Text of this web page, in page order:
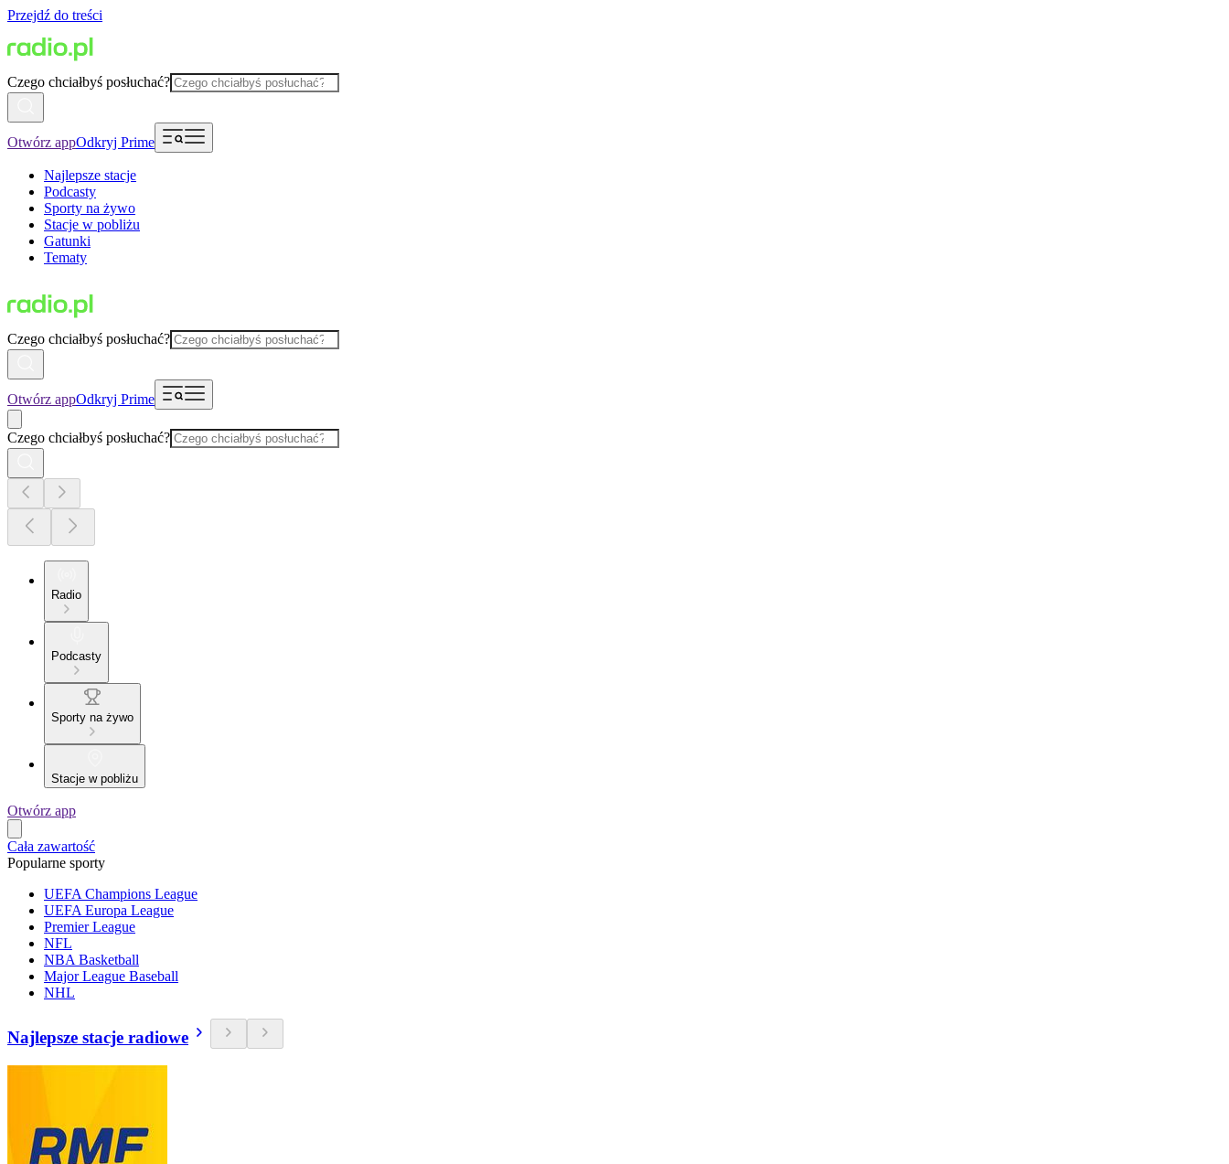
Przejdź do treści
Czego chciałbyś posłuchać?
Otwórz appOdkryj Prime
Najlepsze stacje
Podcasty
Sporty na żywo
Stacje w pobliżu
Gatunki
Tematy
Czego chciałbyś posłuchać?
Otwórz appOdkryj Prime
Czego chciałbyś posłuchać?
Radio
Podcasty
Sporty na żywo
Stacje w pobliżu
Otwórz app
Cała zawartość
Popularne sporty
UEFA Champions League
UEFA Europa League
Premier League
NFL
NBA Basketball
Major League Baseball
NHL
Najlepsze stacje radiowe